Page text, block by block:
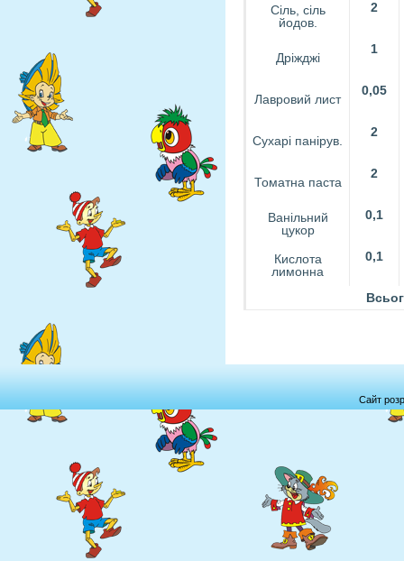
Сіль, сіль
йодов.
2
Дріжджі
1
Лавровий лист
0,05
Сухарі панірув.
2
Томатна паста
2
Ванільний
цукор
0,1
Кислота
лимонна
0,1
Сайт